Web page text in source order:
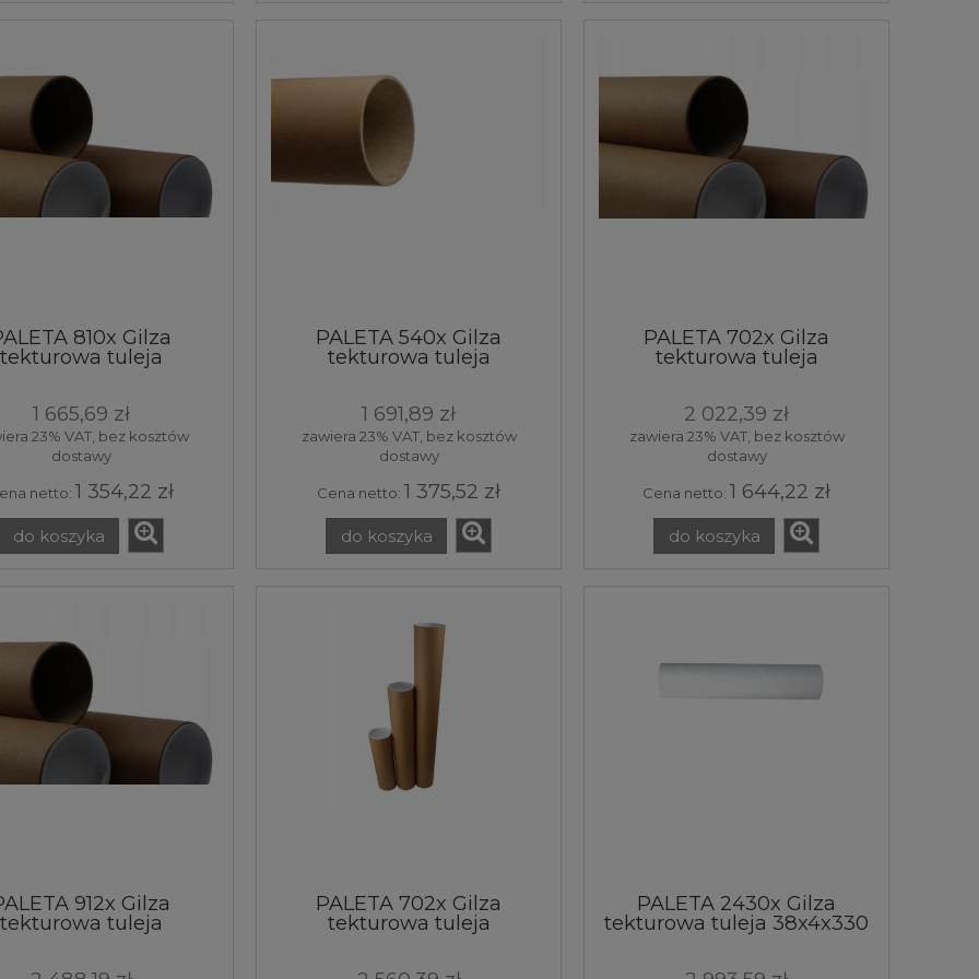
810x Gilza
tekturowa tuleja
50x4,8x530 mm
1 665,69 zł
23% VAT, bez kosztów
dostawy
netto: 1 354,22 zł
do koszyka
PALETA 540x Gilza
tekturowa tuleja
70x2,2x550 mm
1 691,89 zł
zawiera 23% VAT, bez kosztów
dostawy
Cena netto: 1 375,52 zł
do koszyka
PALETA 702x Gilza
tekturowa tuleja
50x3,0x1000 mm
2 022,39 zł
zawiera 23% VAT, bez kosztów
dostawy
Cena netto: 1 644,22 zł
do koszyka
912x Gilza
tekturowa tuleja
50x7,2x530 mm
PALETA 702x Gilza
tekturowa tuleja
50x3,0x1250 mm
PALETA 2430x Gilza
tekturowa tuleja 38x4x330
[mm] biała